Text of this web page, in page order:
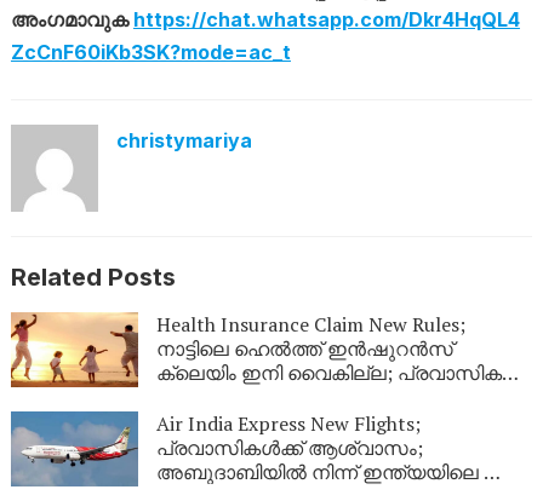
അംഗമാവുക https://chat.whatsapp.com/Dkr4HqQL4
ZcCnF60iKb3SK?mode=ac_t
christymariya
Related Posts
Health Insurance Claim New Rules;
നാട്ടിലെ ഹെൽത്ത് ഇൻഷുറൻസ്
ക്ലെയിം ഇനി വൈകില്ല; പ്രവാസികൾ
നിയമങ്ങൾ!
Air India Express New Flights;
പ്രവാസികൾക്ക് ആശ്വാസം;
അബുദാബിയിൽ നിന്ന് ഇന്ത്യയിലെ ഈ